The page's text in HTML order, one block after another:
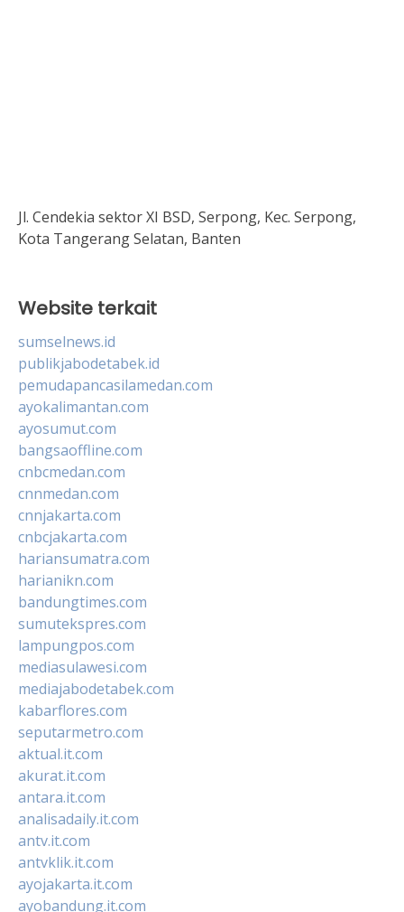
Jl. Cendekia sektor XI BSD, Serpong, Kec. Serpong,
Kota Tangerang Selatan, Banten
Website terkait
sumselnews.id
publikjabodetabek.id
pemudapancasilamedan.com
ayokalimantan.com
ayosumut.com
bangsaoffline.com
cnbcmedan.com
cnnmedan.com
cnnjakarta.com
cnbcjakarta.com
hariansumatra.com
harianikn.com
bandungtimes.com
sumutekspres.com
lampungpos.com
mediasulawesi.com
mediajabodetabek.com
kabarflores.com
seputarmetro.com
aktual.it.com
akurat.it.com
antara.it.com
analisadaily.it.com
antv.it.com
antvklik.it.com
ayojakarta.it.com
ayobandung.it.com